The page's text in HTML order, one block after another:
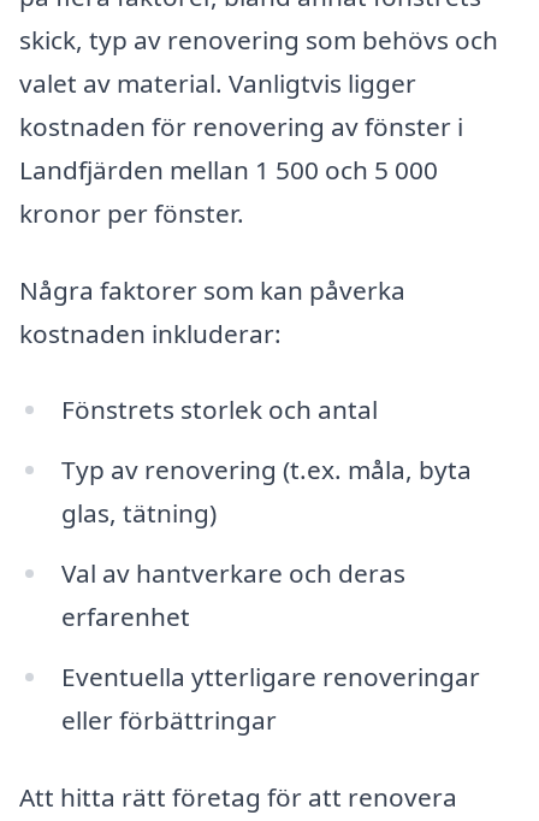
skick, typ av renovering som behövs och
valet av material. Vanligtvis ligger
kostnaden för renovering av fönster i
Landfjärden mellan 1 500 och 5 000
kronor per fönster.
Några faktorer som kan påverka
kostnaden inkluderar:
Fönstrets storlek och antal
Typ av renovering (t.ex. måla, byta
glas, tätning)
Val av hantverkare och deras
erfarenhet
Eventuella ytterligare renoveringar
eller förbättringar
Att hitta rätt företag för att renovera